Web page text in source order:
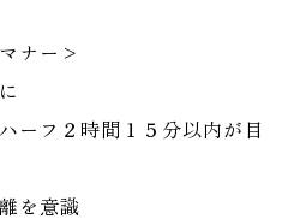
ナー>
ーフ２時間１５分以内が目
を意識